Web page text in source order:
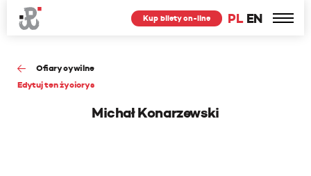
PL EN
Kup bilety on-line
Ofiary cywilne
Edytuj ten życiorys
Michał Konarzewski